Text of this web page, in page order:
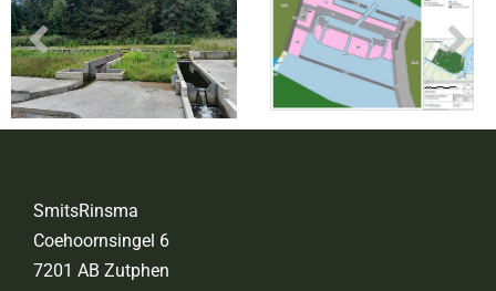
SmitsRinsma
Coehoornsingel 6
7201 AB Zutphen